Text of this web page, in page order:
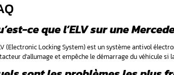
Le diagnostic de pannes et le
La reprogrammation de la
Réparation EZS + ELV